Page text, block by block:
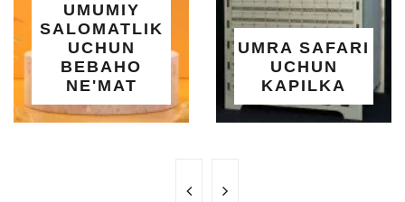
UMRA SAFARI
UCHUN